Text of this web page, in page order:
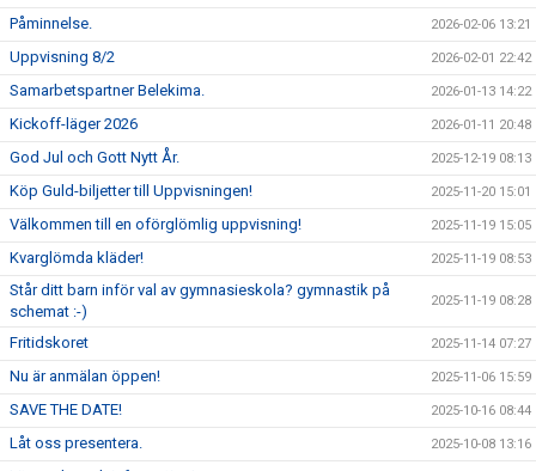
Påminnelse. 2026-02-06 13:21
Uppvisning 8/2 2026-02-01 22:42
Samarbetspartner Belekima. 2026-01-13 14:22
Kickoff-läger 2026 2026-01-11 20:48
God Jul och Gott Nytt År. 2025-12-19 08:13
Köp Guld-biljetter till Uppvisningen! 2025-11-20 15:01
Välkommen till en oförglömlig uppvisning! 2025-11-19 15:05
Kvarglömda kläder! 2025-11-19 08:53
Står ditt barn inför val av gymnasieskola? gymnastik på
schemat :-)
2025-11-19 08:28
Fritidskoret 2025-11-14 07:27
Nu är anmälan öppen! 2025-11-06 15:59
SAVE THE DATE! 2025-10-16 08:44
Låt oss presentera. 2025-10-08 13:16